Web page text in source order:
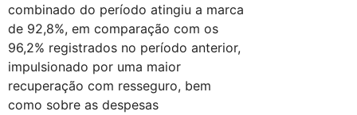
combinado do período atingiu a marca
de 92,8%, em comparação com os
96,2% registrados no período anterior,
impulsionado por uma maior
recuperação com resseguro, bem
como sobre as despesas